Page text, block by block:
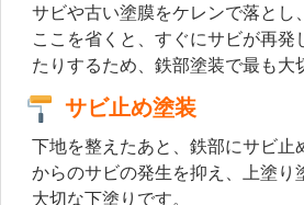
サビや古い塗膜をケレンで落とし
ここを省くと、すぐにサビが再発
たりするため、鉄部塗装で最も大
サビ止め塗装
下地を整えたあと、鉄部にサビ止
からのサビの発生を抑え、上塗り
大切な下塗りです。